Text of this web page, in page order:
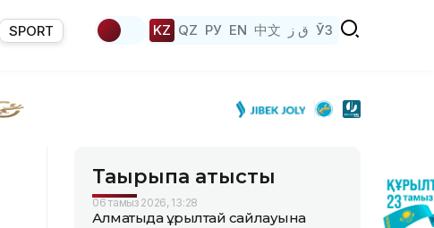
SPORT KZ QZ РУ EN 中文 ق ز ЎЗ
Тақырыпқа қатысты
06 тамыз 2026, 13:28
Алматыда Құрылтай сайлауына